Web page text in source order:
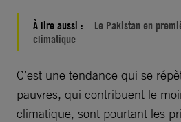
À lire aussi :
Le Pakistan en
climatique
C’est une tendance qui se
pauvres, qui contribuent le
climatique, sont pourtant les